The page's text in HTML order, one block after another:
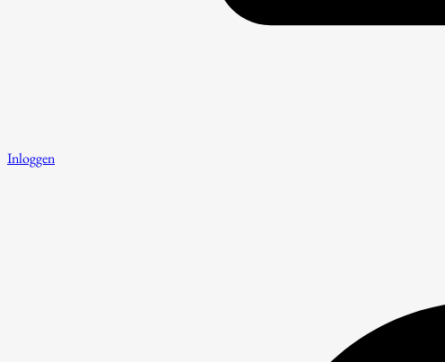
Inloggen